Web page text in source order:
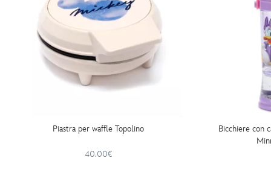
Piastra per waffle Topolino
40.00€
Bicchiere con